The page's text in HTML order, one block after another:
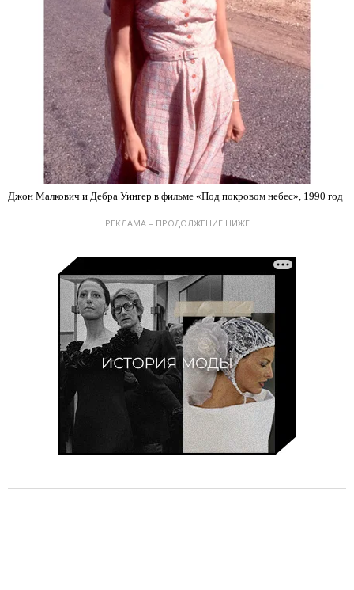
Джон Малкович и Дебра Уингер в фильме «Под покровом небес», 1990 год
РЕКЛАМА – ПРОДОЛЖЕНИЕ НИЖЕ